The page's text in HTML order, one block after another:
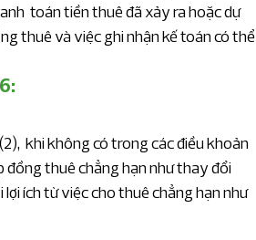
vụ tài chính
toán tiền thuê đã xảy ra hoặc dự
thuê và việc ghi nhận kế toán có thể
khi không có trong các điều khoản
đồng thuê chẳng hạn như thay đổi
ích từ việc cho thuê chẳng hạn như